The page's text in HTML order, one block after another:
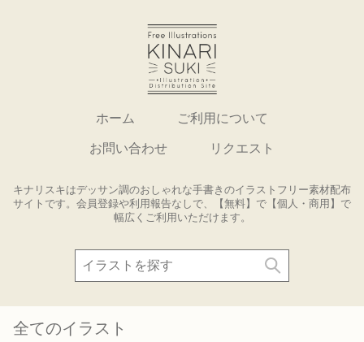
ホーム ご利用について
お問い合わせ リクエスト
キナリスキはデッサン調のおしゃれな手書きのイラストフリー素材配布
サイトです。会員登録や利用報告なしで、【無料】で【個人・商用】で
幅広くご利用いただけます。
全てのイラスト